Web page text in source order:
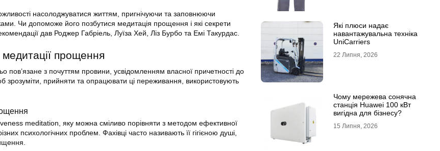
насолоджуватися життям, пригнічуючи та заповнюючи
Чи допоможе його позбутися медитація прощення і які секрети
дав Роджер Габріель, Луїза Хей, Ліз Бурбо та Емі Такурдас.
прощення
пов’язане з почуттям провини, усвідомленням власної причетності до
зрозуміти, прийняти та опрацювати ці переживання, використовують
meditation, яку можна сміливо порівняти з методом ефективної
психологічних проблем. Фахівці часто називають її гігієною душі,
Які плюси надає
навантажувальна техніка
UniCarriers
22 Липня, 2026
Чому мережева сонячна
станція Huawei 100 кВт
вигідна для бізнесу?
15 Липня, 2026